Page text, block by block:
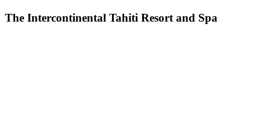
The Intercontinental Tahiti Resort and Spa